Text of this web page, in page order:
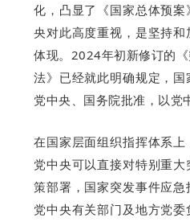
化，凸显了《国家总体预
央对此高度重视，是坚持
体现。2024年初新修订的
法》已经就此明确规定，
党中央、国务院批准，以党
在国家层面组织指挥体系
党中央可以直接对特别重
策部署，国家突发事件应
党中央有关部门及地方党